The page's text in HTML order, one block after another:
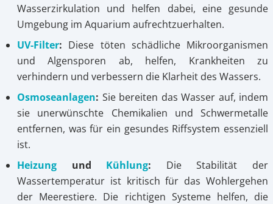
Wasserzirkulation und helfen dabei, eine gesunde
Umgebung im Aquarium aufrechtzuerhalten.
UV-Filter: Diese töten schädliche Mikroorganismen
und Algensporen ab, helfen, Krankheiten zu
verhindern und verbessern die Klarheit des Wassers.
Osmoseanlagen: Sie bereiten das Wasser auf, indem
sie unerwünschte Chemikalien und Schwermetalle
entfernen, was für ein gesundes Riffsystem essenziell
ist.
Heizung und Kühlung: Die Stabilität der
Wassertemperatur ist kritisch für das Wohlergehen
der Meerestiere. Die richtigen Systeme helfen, die